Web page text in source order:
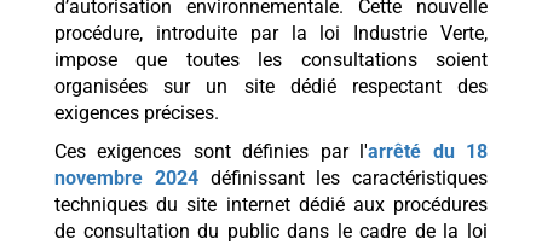
d’autorisation environnementale. Cette nouvelle
procédure, introduite par la loi Industrie Verte,
impose que toutes les consultations soient
organisées sur un site dédié respectant des
exigences précises.
Ces exigences sont définies par l'arrêté du 18
novembre 2024définissant les caractéristiques
techniques du site internet dédié aux procédures
de consultation du public dans le cadre de la loi